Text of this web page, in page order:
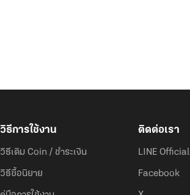
วิธีการใช้งาน
วิธีเติม Coin / ชำระเงิน
วิธีซื้อนิยาย
ติดต่อเรา
LINE Official
Facebook